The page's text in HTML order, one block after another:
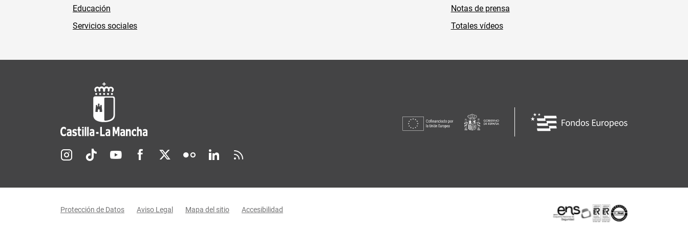
Educación
Servicios sociales
Notas de prensa
Totales vídeos
Redes sociales JCCM
Protección de Datos Aviso Legal Mapa del sitio Accesibilidad Certificaciones